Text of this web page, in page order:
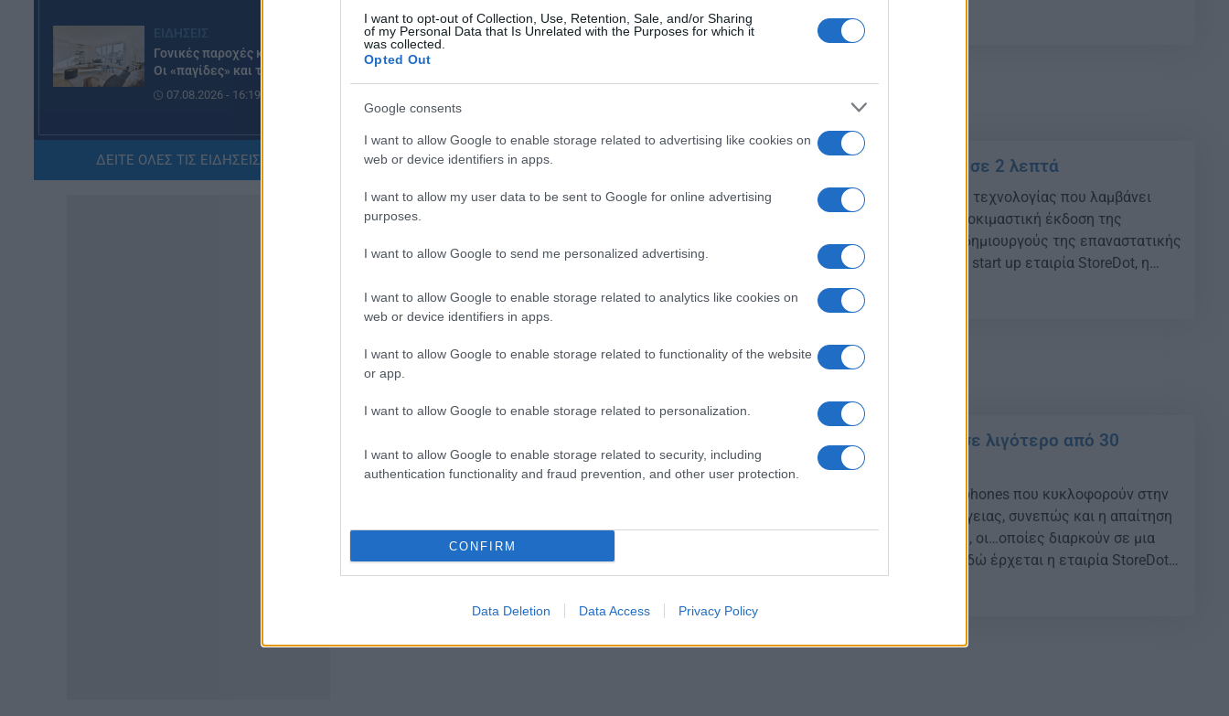
I want to opt-out of Collection, Use, Retention, Sale, and/or Sharing
of my Personal Data that Is Unrelated with the Purposes for which it
was collected.
Opted Out
Google consents
I want to allow Google to enable storage related to advertising like cookies on
web or device identifiers in apps.
I want to allow my user data to be sent to Google for online advertising
purposes.
I want to allow Google to send me personalized advertising.
I want to allow Google to enable storage related to analytics like cookies on
web or device identifiers in apps.
I want to allow Google to enable storage related to functionality of the website
or app.
I want to allow Google to enable storage related to personalization.
I want to allow Google to enable storage related to security, including
authentication functionality and fraud prevention, and other user protection.
CONFIRM
Data Deletion Data Access Privacy Policy
Γονικές παροχές και δωρεές:
Οι «παγίδες» και τα λάθη
07.08.2026 - 16:19
ΠΑΙΔΕΙΑ
ΝΕΟ φοιτητικό επίδομα: Για
ποιούς φοιτητές
ΔΕΙΤΕ ΟΛΕΣ ΤΙΣ ΕΙΔΗΣΕΙΣ ΕΔΩ »
StoreDot, η μπαταρία έχει ελάχιστα λιγότερη διάρκεια ζωής από τις
συμβατικές, αλλά μπορεί να φορτίσει σε μόλις 2 λεπτά και να διαρκέσει
10/01/2015 - 13:48
Έτσι θα φορτίζετε τα κινητά σας σε 2 λεπτά
Στην έκθεση καταναλωτικών προϊόντων τεχνολογίας που λαμβάνει
χώρα στο Λας Βέγκας, παρουσιάστηκε δοκιμαστική έκδοση της
εφεύρεσης «θαύμα». Σύμφωνα με τους δημιουργούς της επαναστατικής
αυτής εφεύρεσης, που είναι η ισραηλινή start up εταιρία StoreDot, η
μπαταρία έχει ελάχιστα λιγότερη διάρκεια ζωής από τις συμβατικές,
αλλά μπορεί να φορτίσει σε μόλις 2 λεπτά και να διαρκέσει έως […]
08/01/2015 - 21:51
Φόρτιση μπαταρίας smartphone σε λιγότερο από 30
δευτερόλεπτα; [video]
Ένα μειονέκτημα των σύγχρονων smartphones που κυκλοφορούν στην
αγορά, είναι η μεγάλη κατανάλωση ενέργειας, συνεπώς και η απαίτηση
για πιο συχνές φορτίσεις της μπαταρίας, οι…οποίες διαρκούν σε μια
πλήρη φόρτιση τουλάχιστον 2-3 ώρες. Εδώ έρχεται η εταιρία StoreDot
(start up από το Ισραήλ), με ένα νέο πειραματικό προϊόν, να δώσει λύση
ως προς το χρόνο […]